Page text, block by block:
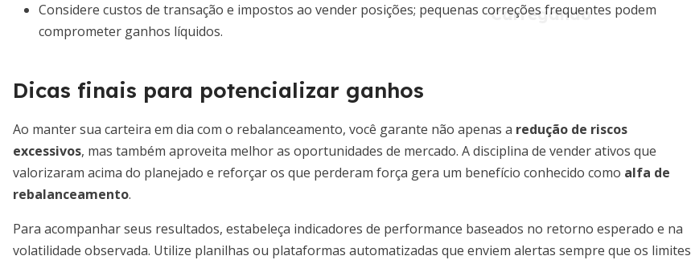
Considere custos de transação e impostos ao vender posições; pequenas correções frequentes podem
comprometer ganhos líquidos.
Dicas finais para potencializar ganhos
Ao manter sua carteira em dia com o rebalanceamento, você garante não apenas a redução de riscos
excessivos, mas também aproveita melhor as oportunidades de mercado. A disciplina de vender ativos que
valorizaram acima do planejado e reforçar os que perderam força gera um benefício conhecido como alfa de
rebalanceamento.
Para acompanhar seus resultados, estabeleça indicadores de performance baseados no retorno esperado e na
volatilidade observada. Utilize planilhas ou plataformas automatizadas que enviem alertas sempre que os limites